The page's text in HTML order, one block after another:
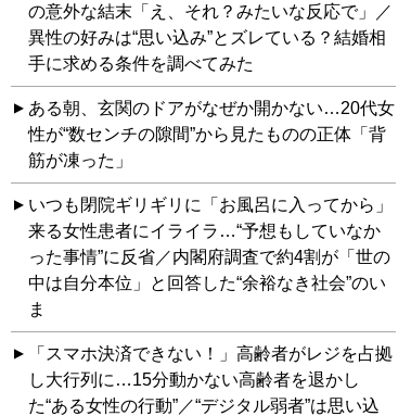
の意外な結末「え、それ？みたいな反応で」／
異性の好みは“思い込み”とズレている？結婚相
手に求める条件を調べてみた
ある朝、玄関のドアがなぜか開かない…20代女
性が“数センチの隙間”から見たものの正体「背
筋が凍った」
いつも閉院ギリギリに「お風呂に入ってから」
来る女性患者にイライラ…“予想もしていなか
った事情”に反省／内閣府調査で約4割が「世の
中は自分本位」と回答した“余裕なき社会”のい
ま
「スマホ決済できない！」高齢者がレジを占拠
し大行列に…15分動かない高齢者を退かし
た“ある女性の行動”／“デジタル弱者”は思い込